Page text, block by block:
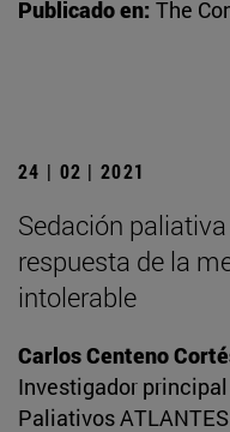
Publicado en: The
24 | 02 | 2021
Sedación
respuesta de la
intolerable
Carlos Centeno
Investigador
Paliativos